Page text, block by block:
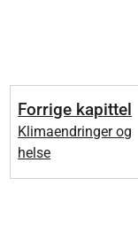
Forrige kapittel
Klimaendringer og
helse